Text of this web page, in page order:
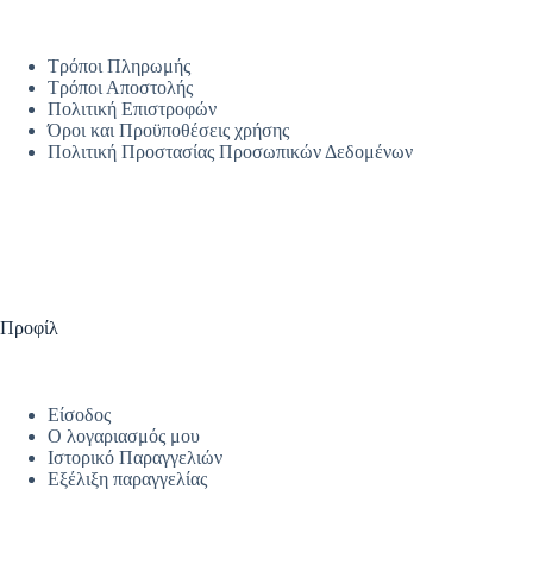
Τρόποι Πληρωμής
Τρόποι Αποστολής
Πολιτική Επιστροφών
Όροι και Προϋποθέσεις χρήσης
Πολιτική Προστασίας Προσωπικών Δεδομένων
Προφίλ
Είσοδος
Ο λογαριασμός μου
Ιστορικό Παραγγελιών
Εξέλιξη παραγγελίας